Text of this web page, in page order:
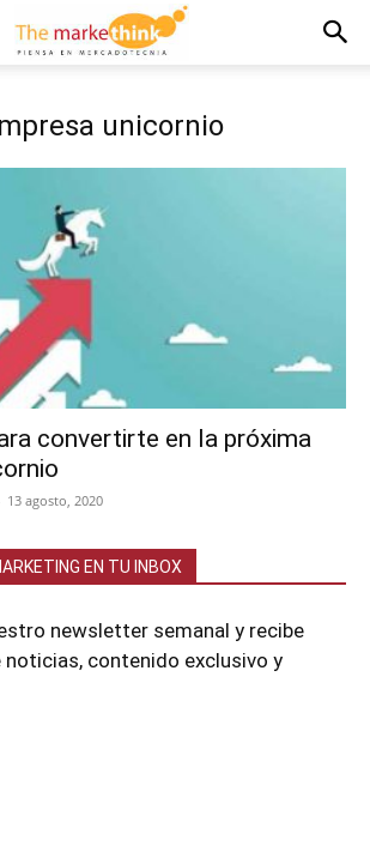
unicornio
convertirte en la próxima
13 agosto, 2020
EN TU INBOX
newsletter semanal y recibe
noticias, contenido exclusivo y